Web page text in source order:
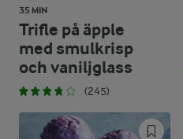
35 MIN
Trifle på äpple
med smulkrisp
och vaniljglass
(245)